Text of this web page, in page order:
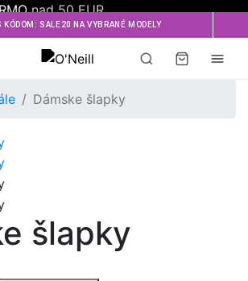
nad 50 EUR
KÓDOM: SALE20 NA VYBRANÉ MODELY
Dámske šlapky
šlapky